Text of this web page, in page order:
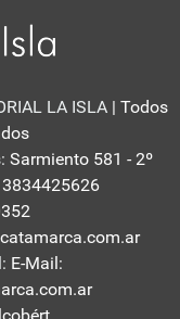
LA ISLA | Todos
Sarmiento 581 - 2º
3834425626
E-Mail: